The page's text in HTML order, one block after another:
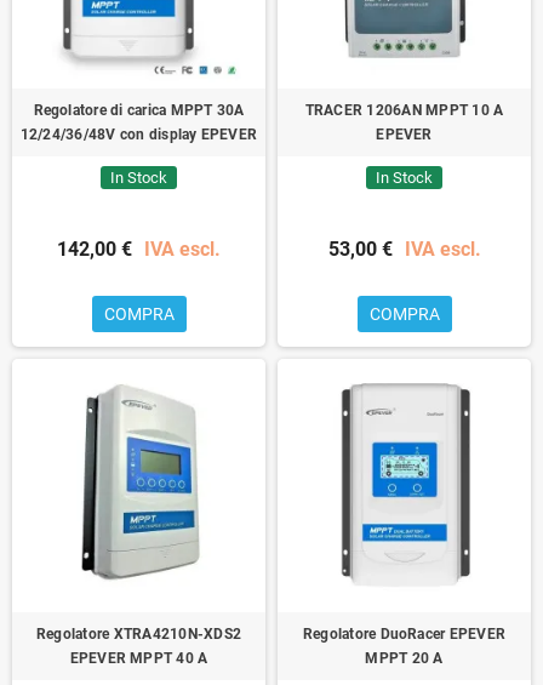
Regolatore di carica MPPT 30A
12/24/36/48V con display EPEVER
In Stock
142,00 € IVA escl.
COMPRA
TRACER 1206AN MPPT 10 A
EPEVER
In Stock
53,00 € IVA escl.
COMPRA
Regolatore XTRA4210N-XDS2
EPEVER MPPT 40 A
Regolatore DuoRacer EPEVER
MPPT 20 A